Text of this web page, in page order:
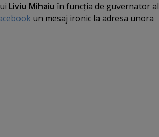
Liviu Mihaiu în funcţia de guvernator al
un mesaj ironic la adresa unora